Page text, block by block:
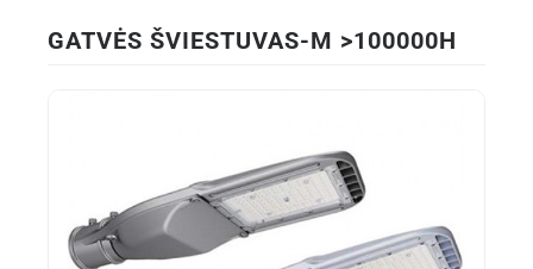
GATVĖS ŠVIESTUVAS-M >100000H